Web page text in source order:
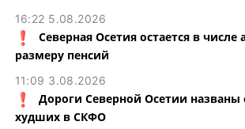
16:22 5.08.2026
Северная Осетия остается в числе
размеру пенсий
11:09 3.08.2026
Дороги Северной Осетии
худших в СКФО